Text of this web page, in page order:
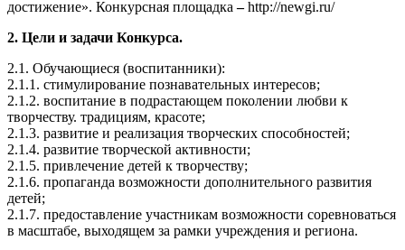
достижение». Конкурсная площадка–http://newgi.ru/
2. Цели и задачи Конкурса.
2.1. Обучающиеся (воспитанники):
2.1.1. стимулирование познавательных интересов;
2.1.2. воспитание в подрастающем поколении любви к
творчеству. традициям, красоте;
2.1.3. развитие и реализация творческих способностей;
2.1.4. развитие творческой активности;
2.1.5. привлечение детей к творчеству;
2.1.6. пропаганда возможности дополнительного развития
детей;
2.1.7. предоставление участникам возможности соревноваться
в масштабе, выходящем за рамки учреждения и региона.